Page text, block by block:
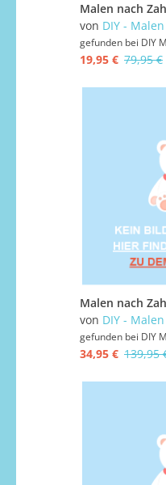
von DIY -
gefunden bei DIY
19,95 € 79,95 €
von DIY -
gefunden bei DIY
34,95 € 139,95